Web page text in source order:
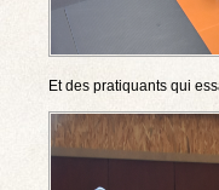
Et des pratiquants qui